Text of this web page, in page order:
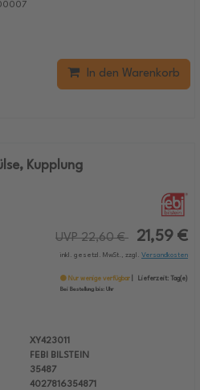
In den Warenkorb
Kupplung
UVP 22,60 € 21,59 €
inkl. gesetzl. MwSt., zzgl. Versandkosten
Nur wenige verfügbar Lieferzeit:
Tag(e)
Bei Bestellung bis: Uhr
XY423011
FEBI BILSTEIN
35487
4027816354871